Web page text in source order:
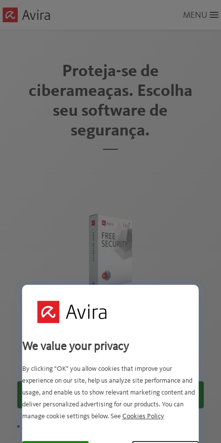
to
MENU
Proteja-se de
ciberameaças. Escolha
seu software de
segurança.
Avira Free Security para Windows
essenciais
Download grátis
atualizador de software
We value your privacy
By clicking "OK" you allow cookies that improve your
experience on our site, help us analyze site performance and
usage, and enable us to show relevant marketing content and
deliver personalized advertising for our products. You can
manage cookie settings below. See Cookies Policy